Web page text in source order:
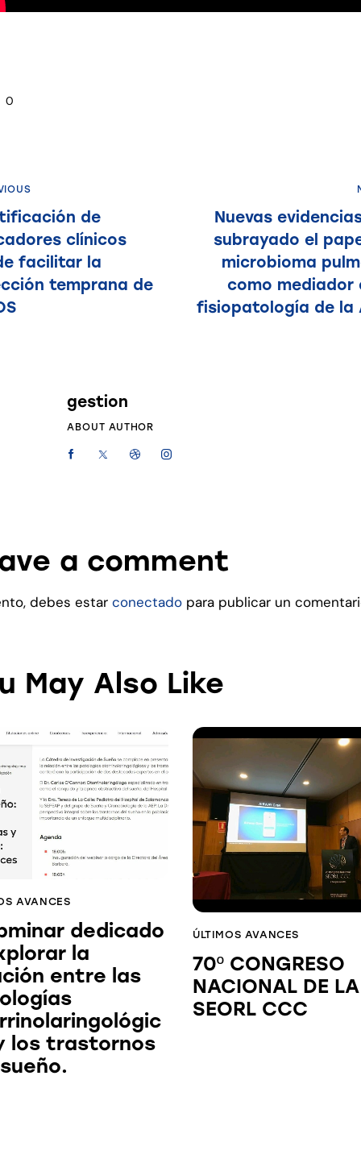
0
de
clínicos
facilitar la
temprana de
Nuevas
subrayado el
microbioma
como mediador
fisiopatología de la
gestion
ABOUT AUTHOR
a comment
debes estarconectado para publicar un
May Also Like
AVANCES
dedicado
la
entre las
los trastornos
ÚLTIMOS AVANCES
70º CONGRESO
NACIONAL DE LA
SEORL CCC